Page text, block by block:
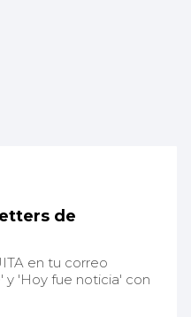
de
en tu correo
y 'Hoy fue noticia' con